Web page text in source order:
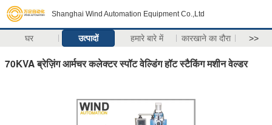
Shanghai Wind Automation Equipment Co.,Ltd
घर उत्पादों हमारे बारे में कारखाने का दौरा >>
70KVA ब्रेज़िंग आर्मचर कलेक्टर स्पॉट वेल्डिंग हॉट स्टैकिंग मशीन वेल्डर